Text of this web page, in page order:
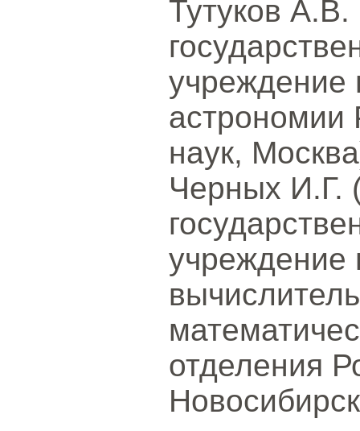
Тутуков
учреждение
астрономии
наук,
Черных И.Г.
учреждение
отделения